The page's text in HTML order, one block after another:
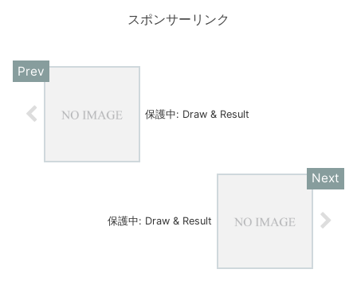
スポンサーリンク
保護中: Draw & Result
保護中: Draw & Result